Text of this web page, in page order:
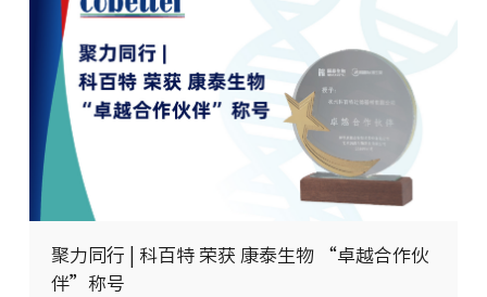
聚力同行 | 科百特 荣获 康泰生物 “卓越合作伙
伴”称号